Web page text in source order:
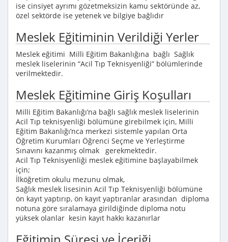
ise cinsiyet ayrımı gözetmeksizin kamu sektöründe az,
özel sektörde ise yetenek ve bilgiye bağlıdır
Meslek Eğitiminin Verildiği Yerler
Meslek eğitimi Milli Eğitim Bakanlığına bağlı Sağlık
meslek liselerinin “Acil Tıp Teknisyenliği” bölümlerinde
verilmektedir.
Meslek Eğitimine Giriş Koşulları
Milli Eğitim Bakanlığı’na bağlı sağlık meslek liselerinin
Acil Tıp teknisyenliği bölümüne girebilmek için, Milli
Eğitim Bakanlığı’nca merkezi sistemle yapılan Orta
Öğretim Kurumları Öğrenci Seçme ve Yerleştirme
Sınavını kazanmış olmak gerekmektedir.
Acil Tıp Teknisyenliği meslek eğitimine başlayabilmek
için;
İlköğretim okulu mezunu olmak,
Sağlık meslek lisesinin Acil Tıp Teknisyenliği bölümüne
ön kayıt yaptırıp, ön kayıt yaptıranlar arasından diploma
notuna göre sıralamaya girildiğinde diploma notu
yüksek olanlar kesin kayıt hakkı kazanırlar